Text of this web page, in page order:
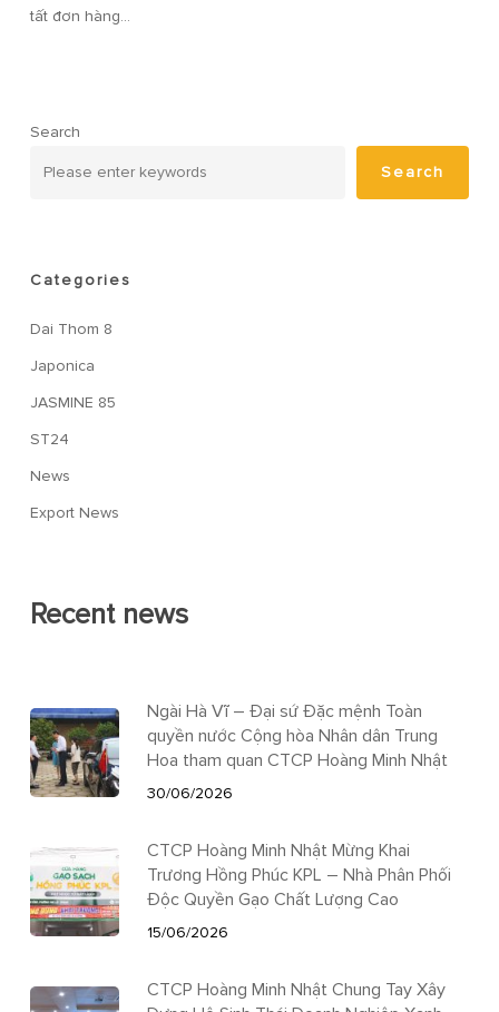
tất đơn hàng…
Search
Search
Categories
Dai Thom 8
Japonica
JASMINE 85
ST24
News
Export News
Recent news
Ngài Hà Vĩ – Đại sứ Đặc mệnh Toàn
quyền nước Cộng hòa Nhân dân Trung
Hoa tham quan CTCP Hoàng Minh Nhật
30/06/2026
CTCP Hoàng Minh Nhật Mừng Khai
Trương Hồng Phúc KPL – Nhà Phân Phối
Độc Quyền Gạo Chất Lượng Cao
15/06/2026
CTCP Hoàng Minh Nhật Chung Tay Xây